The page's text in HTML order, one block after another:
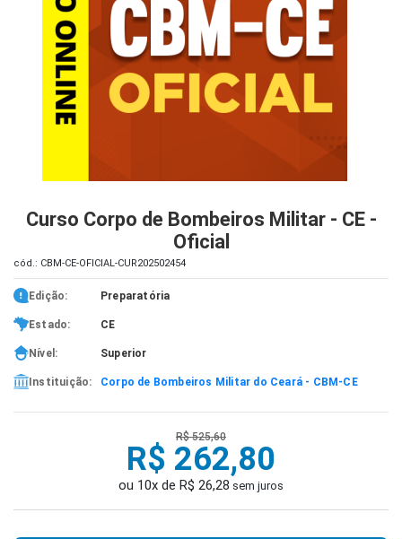
Curso Corpo de Bombeiros Militar - CE -
Oficial
cód.: CBM-CE-OFICIAL-CUR202502454
Edição: Preparatória
Estado: CE
Nível: Superior
Instituição: Corpo de Bombeiros Militar do Ceará - CBM-CE
R$ 525,60
R$ 262,80
ou 10x de R$ 26,28 sem juros